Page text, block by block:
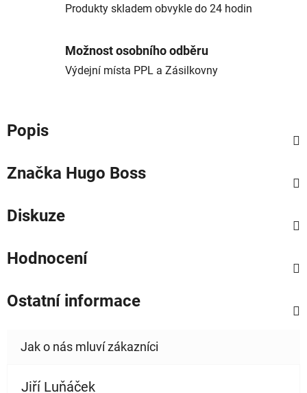
Produkty skladem obvykle do 24 hodin
Možnost osobního odběru
Výdejní místa PPL a Zásilkovny
Popis
Značka Hugo Boss
Diskuze
Hodnocení
Ostatní informace
Jiří Luňáček